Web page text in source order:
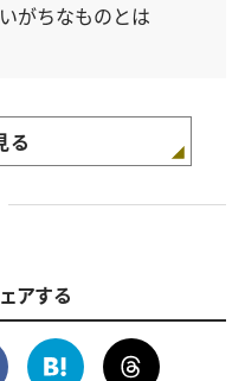
がちなものとは
る
アする